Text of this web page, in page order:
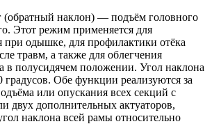
(обратный наклон) — подъём головного
Этот режим применяется для
одышке, для профилактики отёка
травм, а также для облегчения
в полусидячем положении. Угол наклона
Обе функции реализуются за
или опускания всех секций с
двух дополнительных актуаторов,
наклона всей рамы относительно